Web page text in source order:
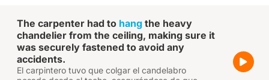
The carpenter had to hang the heavy
chandelier from the ceiling, making sure it
was securely fastened to avoid any
accidents.
El carpintero tuvo que colgar el candelabro